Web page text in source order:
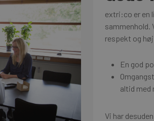
extri:co er en
sammenhold.
respekt og
En god
altid med
Vi har